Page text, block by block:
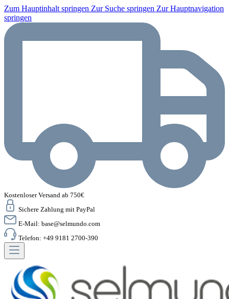
Zum Hauptinhalt springen Zur Suche springen Zur Hauptnavigation
springen
Kostenloser Versand ab 750€
Sichere Zahlung mit PayPal
E-Mail: base@selmundo.com
Telefon: +49 9181 2700-390